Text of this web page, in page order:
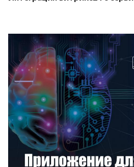
Смотреть проект